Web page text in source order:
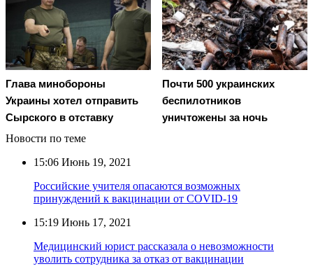
Глава минобороны
Украины хотел отправить
Сырского в отставку
Почти 500 украинских
беспилотников
уничтожены за ночь
Новости по теме
15:06 Июнь 19, 2021
Российские учителя опасаются возможных
принуждений к вакцинации от COVID-19
15:19 Июнь 17, 2021
Медицинский юрист рассказала о невозможности
уволить сотрудника за отказ от вакцинации